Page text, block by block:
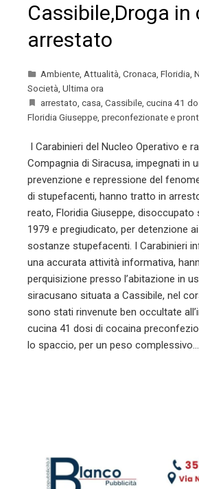
Cassibile,Droga in
arrestato
Ambiente, Attualità, Cronaca, Floridia,
Società, Ultima ora
arrestato, casa, Cassibile, cucina 41
Floridia Giuseppe, preconfezionate e
I Carabinieri del Nucleo Operativo e
Compagnia di Siracusa, impegnati in
prevenzione e repressione del
di stupefacenti, hanno tratto in
reato, Floridia Giuseppe,
1979 e pregiudicato, per detenzione
sostanze stupefacenti. I Carabinieri
una accurata attività informativa,
perquisizione presso l’abitazione in
siracusano situata a Cassibile, nel
sono stati rinvenute ben occultate
cucina 41 dosi di cocaina
lo spaccio, per un peso complessivo…